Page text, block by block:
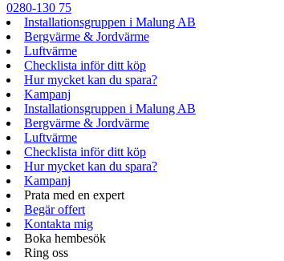
0280-130 75
Installationsgruppen i Malung AB
Bergvärme & Jordvärme
Luftvärme
Checklista inför ditt köp
Hur mycket kan du spara?
Kampanj
Installationsgruppen i Malung AB
Bergvärme & Jordvärme
Luftvärme
Checklista inför ditt köp
Hur mycket kan du spara?
Kampanj
Prata med en expert
Begär offert
Kontakta mig
Boka hembesök
Ring oss